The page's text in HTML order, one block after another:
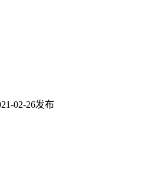
02-26发布